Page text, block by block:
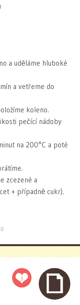
a uděláme hluboké
a vetřeme do
koleno.
pečící nádoby
na 200°C a poté
zcezené a
+ případně cukr).
3